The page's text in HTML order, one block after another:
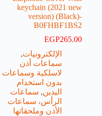
keychain (2021 new
version) (Black)-
B0FHBF1BS2
EGP265.00
الإلكترونيات,
سماعات أذن
لاسلكية وسماعات
بدون استخدام
اليدين, سماعات
الرأس، سماعات
الأذن وملحقاتها